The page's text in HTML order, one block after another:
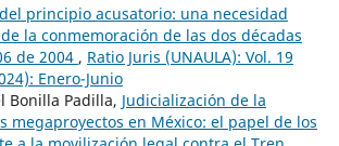
principio acusatorio: una necesidad
la conmemoración de las dos décadas
de 2004 , Ratio Juris (UNAULA): Vol. 19
Enero-Junio
Bonilla Padilla, Judicialización de la
megaproyectos en México: el papel de los